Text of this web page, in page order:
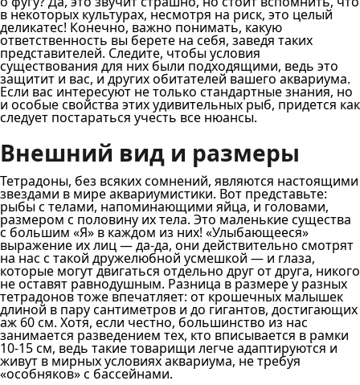
в некоторых культурах, несмотря на риск, это целый
деликатес! Конечно, важно понимать, какую
ответственность вы берете на себя, заведя таких
представителей. Следите, чтобы условия
существования для них были подходящими, ведь это
защитит и вас, и других обитателей вашего аквариума.
Если вас интересуют не только стандартные знания, но
и особые свойства этих удивительных рыб, придется как
следует постараться учесть все нюансы.
Внешний вид и размеры
Тетрадоны, без всяких сомнений, являются настоящими
звездами в мире аквариумистики. Вот представьте:
рыбы с телами, напоминающими яйца, и головами,
размером с половину их тела. Это маленькие существа
с большим «Я» в каждом из них! «Улыбающееся»
выражение их лиц — да-да, они действительно смотрят
на нас с такой дружелюбной усмешкой — и глаза,
которые могут двигаться отдельно друг от друга, никого
не оставят равнодушным. Разница в размере у разных
тетрадонов тоже впечатляет: от крошечных малышек
длиной в пару сантиметров и до гигантов, достигающих
аж 60 см. Хотя, если честно, большинство из нас
занимается разведением тех, кто вписывается в рамки
10-15 см, ведь такие товарищи легче адаптируются и
живут в мирных условиях аквариума, не требуя
«особняков» с бассейнами.